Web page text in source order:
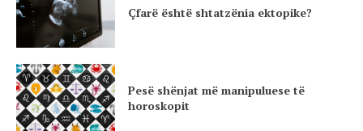
Çfarë është shtatzënia ektopike?
Pesë shënjat më manipuluese të
horoskopit